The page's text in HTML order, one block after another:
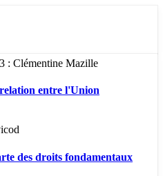
: Clémentine Mazille
entre l'Union
des droits fondamentaux